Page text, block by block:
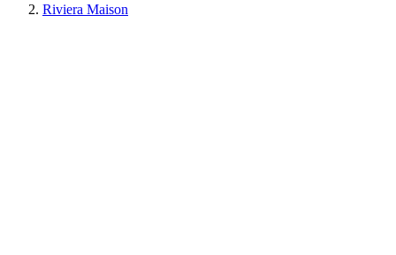
Riviera Maison